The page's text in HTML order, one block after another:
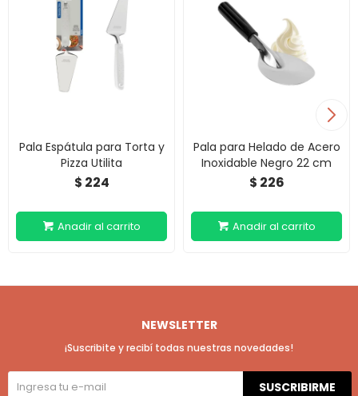
Pala Espátula para Torta y
Pizza Utilita
$ 224
Pala para Helado de Acero
Inoxidable Negro 22 cm
$ 226
NEWSLETTER
¡Suscribite y recibí todas nuestras novedades!
SUSCRIBIRME